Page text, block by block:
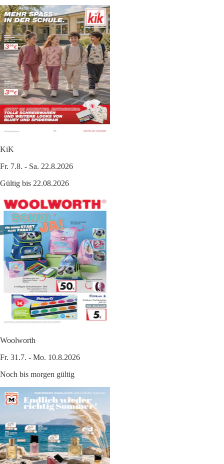
KiK
Fr. 7.8. - Sa. 22.8.2026
Gültig bis 22.08.2026
Woolworth
Fr. 31.7. - Mo. 10.8.2026
Noch bis morgen gültig